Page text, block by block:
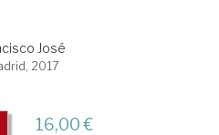
José
2017
16,00 €